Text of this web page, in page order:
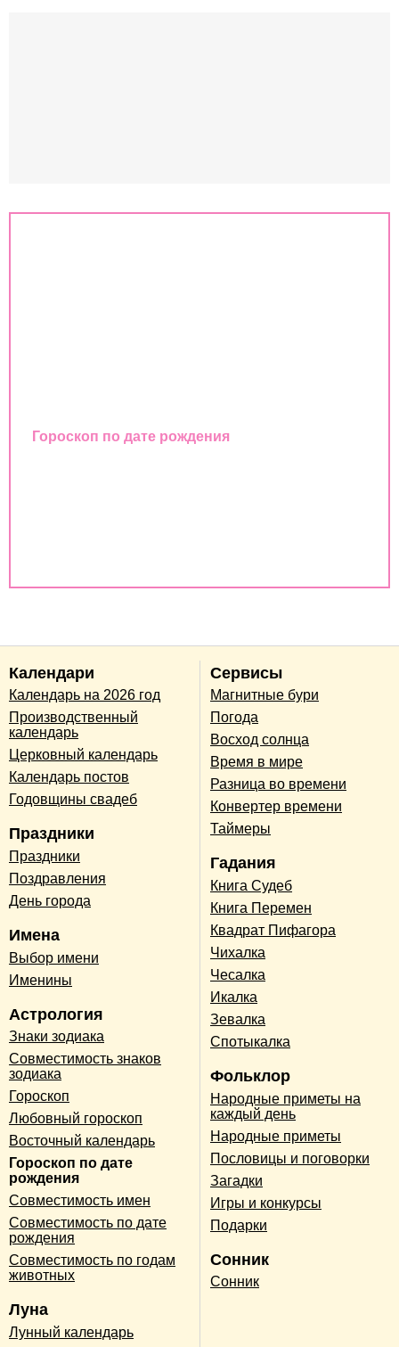
Гороскоп по дате рождения
Календари
Календарь на 2026 год
Производственный
календарь
Церковный календарь
Календарь постов
Годовщины свадеб
Праздники
Праздники
Поздравления
День города
Имена
Выбор имени
Именины
Астрология
Знаки зодиака
Совместимость знаков
зодиака
Гороскоп
Любовный гороскоп
Восточный календарь
Гороскоп по дате
рождения
Совместимость имен
Совместимость по дате
рождения
Совместимость по годам
животных
Луна
Лунный календарь
Сервисы
Магнитные бури
Погода
Восход солнца
Время в мире
Разница во времени
Конвертер времени
Таймеры
Гадания
Книга Судеб
Книга Перемен
Квадрат Пифагора
Чихалка
Чесалка
Икалка
Зевалка
Спотыкалка
Фольклор
Народные приметы на
каждый день
Народные приметы
Пословицы и поговорки
Загадки
Игры и конкурсы
Подарки
Сонник
Сонник